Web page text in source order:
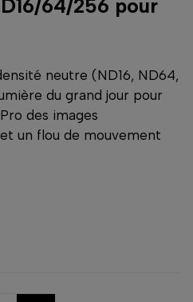
64/256 pour
neutre (ND16, ND64,
du grand jour pour
des images
un flou de mouvement